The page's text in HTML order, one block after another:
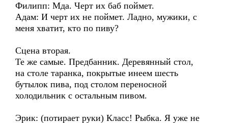
Филипп: Мда. Черт их баб поймет.
Адам: И черт их не поймет. Ладно, мужики, с
меня хватит, кто по пиву?
Сцена вторая.
Те же самые. Предбанник. Деревянный стол,
на столе таранка, покрытые инеем шесть
бутылок пива, под столом переносной
холодильник с остальным пивом.
Эрик: (потирает руки) Класс! Рыбка. Я уже не